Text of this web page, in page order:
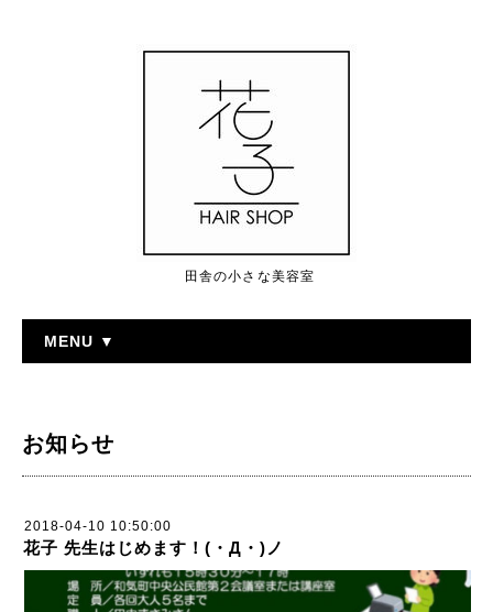
田舎の小さな美容室
MENU ▼
お知らせ
2018-04-10 10:50:00
花子 先生はじめます！(・Д・)ノ